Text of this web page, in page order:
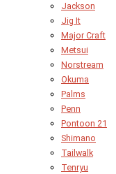
Jackson
Jig It
Major Craft
Metsui
Norstream
Okuma
Palms
Penn
Pontoon 21
Shimano
Tailwalk
Tenryu